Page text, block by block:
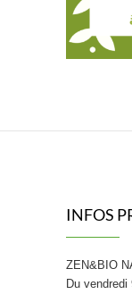
INFOS
ZEN&BIO
Du vendredi